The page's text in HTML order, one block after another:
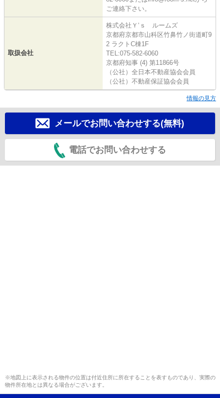
ご連絡下さい。
取扱会社
株式会社Ｙ‘ｓ ルームズ
京都府京都市山科区竹鼻竹ノ街道町9
2 ラクトC棟1F
TEL:075-582-6060
京都府知事 (4) 第11866号
（公社）全日本不動産協会会員
（公社）不動産保証協会会員
情報の見方
メールでお問い合わせする(無料)
電話でお問い合わせする
※地図上に表示される物件の位置は付近住所に所在することを表すものであり、実際の
物件所在地とは異なる場合がございます。